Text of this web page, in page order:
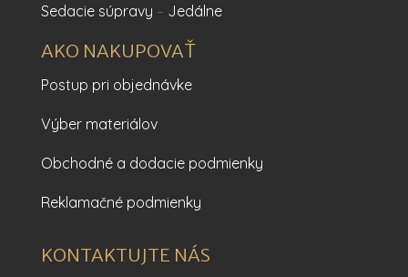
Sedacie súpravy – Jedálne
AKO NAKUPOVAŤ
Postup pri objednávke
Výber materiálov
Obchodné a dodacie podmienky
Reklamačné podmienky
KONTAKTUJTE NÁS